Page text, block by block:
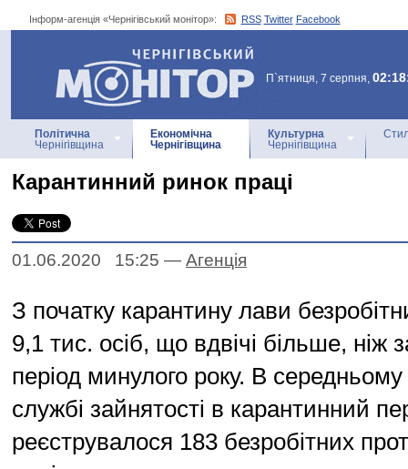
Інформ-агенція «Чернігівський монітор»: RSS Twitter Facebook
Інформ-агенція
«Чернігівський монітор»
П`ятниця, 7 серпня,
Політична
Чернігівщина
Економічна
Чернігівщина
Культурна
Чернігівщина
Карантинний ринок праці
01.06.2020 15:25 — Агенцiя
З початку карантину лави
9,1 тис. осіб, що вдвічі більше, ніж
період минулого року. В
службі зайнятості в карантинний
реєструвалося 183 безробітних